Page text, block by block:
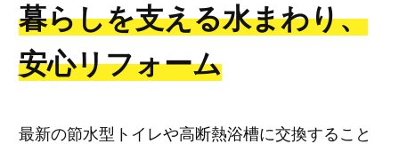
暮らしを支える水まわり、
安心リフォーム
最新の節水型トイレや高断熱浴槽に交換すること